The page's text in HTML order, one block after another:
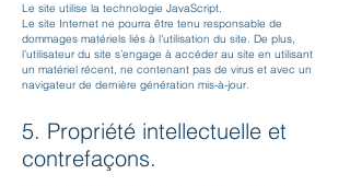
Le site utilise la technologie JavaScript.
Le site Internet ne pourra être tenu responsable de
dommages matériels liés à l’utilisation du site. De plus,
l’utilisateur du site s’engage à accéder au site en utilisant
un matériel récent, ne contenant pas de virus et avec un
navigateur de dernière génération mis-à-jour.
5. Propriété intellectuelle et
contrefaçons.